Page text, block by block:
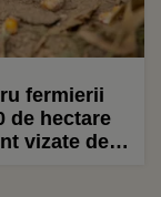
fermierii
de hectare
vizate de